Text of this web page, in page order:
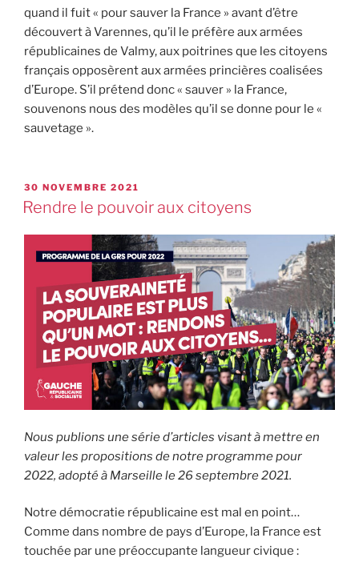
quand il fuit « pour sauver la France » avant d’être
découvert à Varennes, qu’il le préfère aux armées
républicaines de Valmy, aux poitrines que les citoyens
français opposèrent aux armées princières coalisées
d’Europe. S’il prétend donc « sauver » la France,
souvenons nous des modèles qu’il se donne pour le «
sauvetage ».
30 NOVEMBRE 2021
Rendre le pouvoir aux citoyens
Nous publions une série d’articles visant à mettre en
valeur les propositions de notre programme pour
2022, adopté à Marseille le 26 septembre 2021.
Notre démocratie républicaine est mal en point…
Comme dans nombre de pays d’Europe, la France est
touchée par une préoccupante langueur civique :